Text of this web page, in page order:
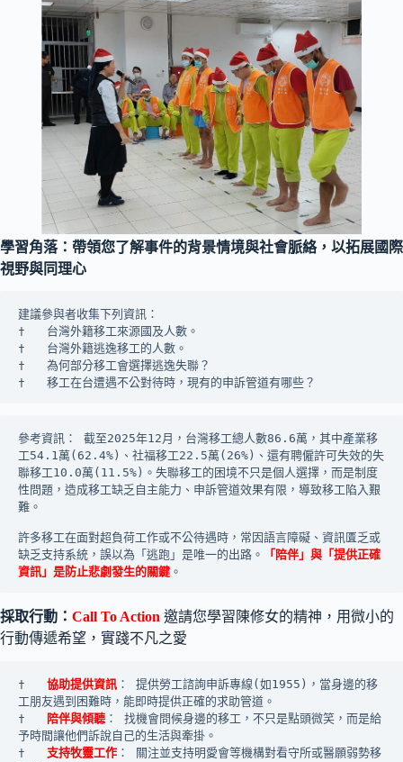
學習角落：帶領您了解事件的背景情境與社會脈絡，以拓展國際
視野與同理心
建議參與者收集下列資訊：
†	台灣外籍移工來源國及人數。
†	台灣外籍逃逸移工的人數。
†	為何部分移工會選擇逃逸失聯？
†	移工在台遭遇不公對待時，現有的申訴管道有哪些？
參考資訊： 截至2025年12月，台灣移工總人數86.6萬，其中產業移
工54.1萬(62.4%)、社福移工22.5萬(26%)、還有聘僱許可失效的失
聯移工10.0萬(11.5%)。失聯移工的困境不只是個人選擇，而是制度
性問題，造成移工缺乏自主能力、申訴管道效果有限，導致移工陷入艱
難。
許多移工在面對超負荷工作或不公待遇時，常因語言障礙、資訊匱乏或
缺乏支持系統，誤以為「逃跑」是唯一的出路。
「陪伴」與「提供正確
資訊」是防止悲劇發生的關鍵 。
採取行動： Call To Action 邀請您學習陳修女的精神，用微小的
行動傳遞希望，實踐不凡之愛
協助提供資訊 ： 提供勞工諮詢申訴專線(如1955)，當身邊的移
工朋友遇到困難時，能即時提供正確的求助管道。
陪伴與傾聽 ： 找機會問候身邊的移工，不只是點頭微笑，而是給
予時間讓他們訴說自己的生活與牽掛。
支持牧靈工作 ： 關注並支持明愛會等機構對看守所或醫願弱勢移